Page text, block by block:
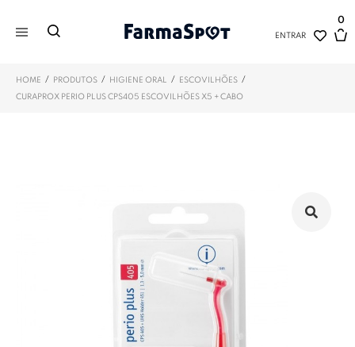
ENTRAR
0
HOME / PRODUTOS / HIGIENE ORAL / ESCOVILHÕES /
CURAPROX PERIO PLUS CPS405 ESCOVILHÕES X5 + CABO